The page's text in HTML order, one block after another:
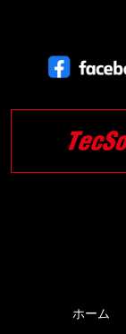
ホーム